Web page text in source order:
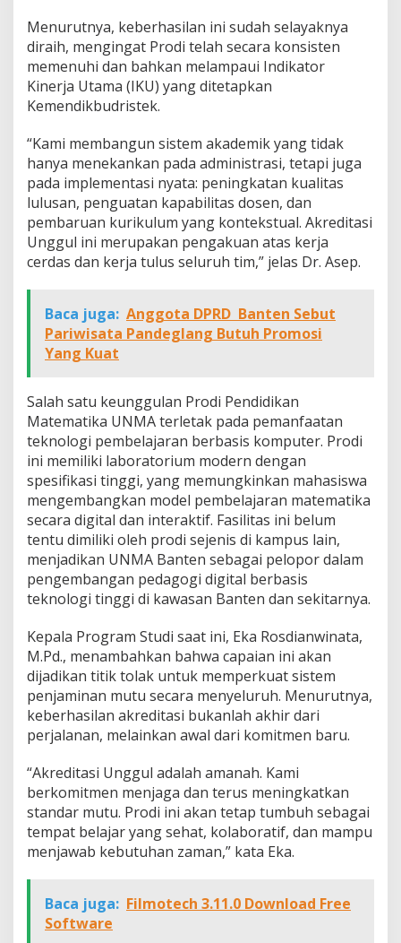
Menurutnya, keberhasilan ini sudah selayaknya
diraih, mengingat Prodi telah secara konsisten
memenuhi dan bahkan melampaui Indikator
Kinerja Utama (IKU) yang ditetapkan
Kemendikbudristek.
“Kami membangun sistem akademik yang tidak
hanya menekankan pada administrasi, tetapi juga
pada implementasi nyata: peningkatan kualitas
lulusan, penguatan kapabilitas dosen, dan
pembaruan kurikulum yang kontekstual. Akreditasi
Unggul ini merupakan pengakuan atas kerja
cerdas dan kerja tulus seluruh tim,” jelas Dr. Asep.
Baca juga: Anggota DPRD Banten Sebut
Pariwisata Pandeglang Butuh Promosi
Yang Kuat
Salah satu keunggulan Prodi Pendidikan
Matematika UNMA terletak pada pemanfaatan
teknologi pembelajaran berbasis komputer. Prodi
ini memiliki laboratorium modern dengan
spesifikasi tinggi, yang memungkinkan mahasiswa
mengembangkan model pembelajaran matematika
secara digital dan interaktif. Fasilitas ini belum
tentu dimiliki oleh prodi sejenis di kampus lain,
menjadikan UNMA Banten sebagai pelopor dalam
pengembangan pedagogi digital berbasis
teknologi tinggi di kawasan Banten dan sekitarnya.
Kepala Program Studi saat ini, Eka Rosdianwinata,
M.Pd., menambahkan bahwa capaian ini akan
dijadikan titik tolak untuk memperkuat sistem
penjaminan mutu secara menyeluruh. Menurutnya,
keberhasilan akreditasi bukanlah akhir dari
perjalanan, melainkan awal dari komitmen baru.
“Akreditasi Unggul adalah amanah. Kami
berkomitmen menjaga dan terus meningkatkan
standar mutu. Prodi ini akan tetap tumbuh sebagai
tempat belajar yang sehat, kolaboratif, dan mampu
menjawab kebutuhan zaman,” kata Eka.
Baca juga: Filmotech 3.11.0 Download Free
Software